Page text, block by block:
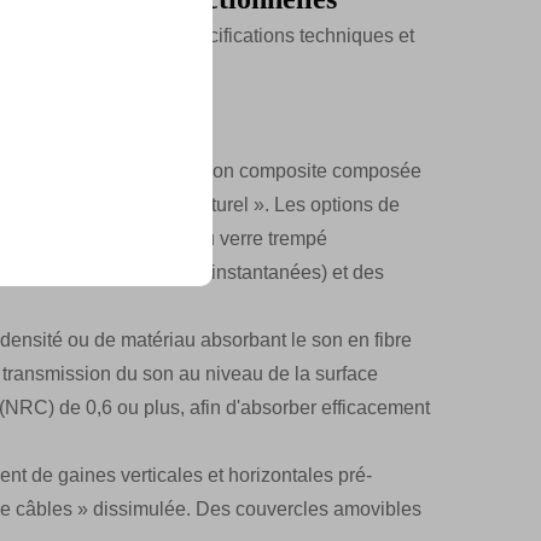
en lumière leurs spécifications techniques et
présentent une conception composite composée
couche de renfort structurel ». Les options de
aux couleurs riches), du verre trempé
notes et collaboration instantanées) et des
ou de matériau absorbant le son en fibre
du son au niveau de la surface
de 0,6 ou plus, afin d'absorber efficacement
de gaines verticales et horizontales pré-
câbles » dissimulée. Des couvercles amovibles